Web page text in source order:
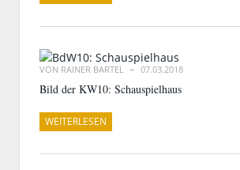
VON RAINER BARTEL 07.03.2018
Bild der KW10: Schauspielhaus
WEITERLESEN